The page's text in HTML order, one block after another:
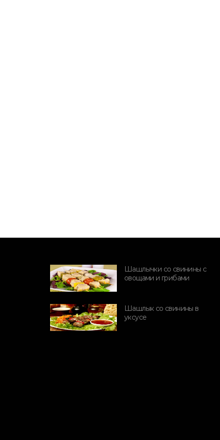
Шашлычки со свинины с
овощами и грибами
Шашлык со свинины в
уксусе
ПОРОДЫ СВИНЕЙ
программа
GENESUS